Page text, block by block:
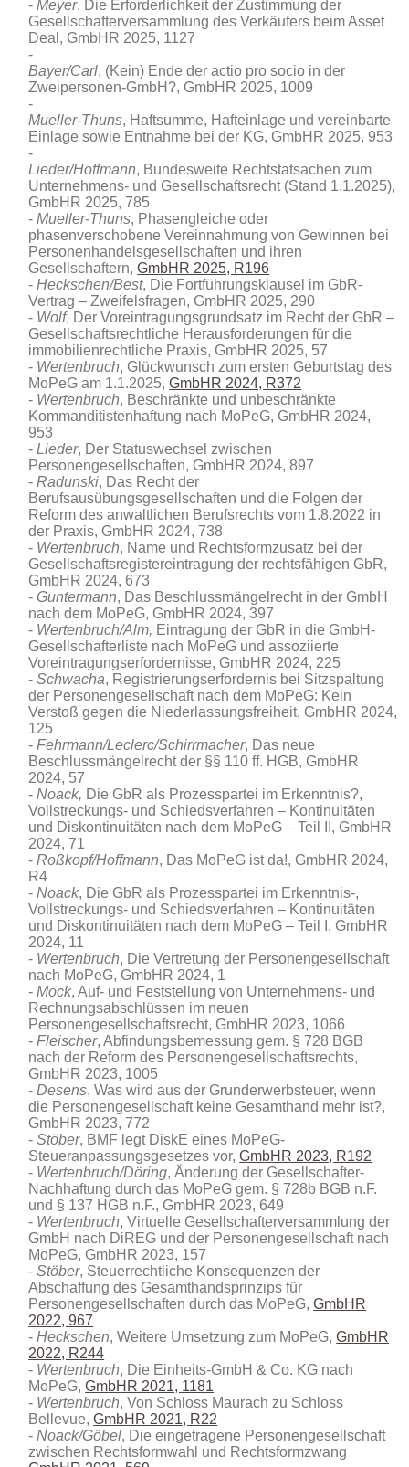
Meyer, Die Erforderlichkeit der Zustimmung der
Gesellschafterversammlung des Verkäufers beim Asset
Deal, GmbHR 2025, 1127
Bayer/Carl, (Kein) Ende der actio pro socio in der
Zweipersonen-GmbH?, GmbHR 2025, 1009
Mueller-Thuns, Haftsumme, Hafteinlage und vereinbarte
Einlage sowie Entnahme bei der KG, GmbHR 2025, 953
Lieder/Hoffmann, Bundesweite Rechtstatsachen zum
Unternehmens- und Gesellschaftsrecht (Stand 1.1.2025),
GmbHR 2025, 785
Mueller-Thuns, Phasengleiche oder
phasenverschobene Vereinnahmung von Gewinnen bei
Personenhandelsgesellschaften und ihren
Gesellschaftern,GmbHR 2025, R196
Heckschen/Best, Die Fortführungsklausel im GbR-
Vertrag – Zweifelsfragen, GmbHR 2025, 290
Wolf, Der Voreintragungsgrundsatz im Recht der GbR –
Gesellschaftsrechtliche Herausforderungen für die
immobilienrechtliche Praxis, GmbHR 2025, 57
Wertenbruch, Glückwunsch zum ersten Geburtstag des
MoPeG am 1.1.2025,GmbHR 2024, R372
Wertenbruch, Beschränkte und unbeschränkte
Kommanditistenhaftung nach MoPeG, GmbHR 2024,
953
Lieder, Der Statuswechsel zwischen
Personengesellschaften, GmbHR 2024, 897
Radunski, Das Recht der
Berufsausübungsgesellschaften und die Folgen der
Reform des anwaltlichen Berufsrechts vom 1.8.2022 in
der Praxis, GmbHR 2024, 738
Wertenbruch, Name und Rechtsformzusatz bei der
Gesellschaftsregistereintragung der rechtsfähigen GbR,
GmbHR 2024, 673
Guntermann, Das Beschlussmängelrecht in der GmbH
nach dem MoPeG, GmbHR 2024, 397
Wertenbruch/Alm, Eintragung der GbR in die GmbH-
Gesellschafterliste nach MoPeG und assoziierte
Voreintragungserfordernisse, GmbHR 2024, 225
Schwacha, Registrierungserfordernis bei Sitzspaltung
der Personengesellschaft nach dem MoPeG: Kein
Verstoß gegen die Niederlassungsfreiheit, GmbHR 2024,
125
Fehrmann/Leclerc/Schirrmacher, Das neue
Beschlussmängelrecht der §§ 110 ff. HGB, GmbHR
2024, 57
Noack, Die GbR als Prozesspartei im Erkenntnis?,
Vollstreckungs- und Schiedsverfahren – Kontinuitäten
und Diskontinuitäten nach dem MoPeG – Teil II, GmbHR
2024, 71
Roßkopf/Hoffmann, Das MoPeG ist da!, GmbHR 2024,
R4
Noack, Die GbR als Prozesspartei im Erkenntnis‑,
Vollstreckungs- und Schiedsverfahren – Kontinuitäten
und Diskontinuitäten nach dem MoPeG – Teil I, GmbHR
2024, 11
Wertenbruch, Die Vertretung der Personengesellschaft
nach MoPeG, GmbHR 2024, 1
Mock, Auf- und Feststellung von Unternehmens- und
Rechnungsabschlüssen im neuen
Personengesellschaftsrecht, GmbHR 2023, 1066
Fleischer, Abfindungsbemessung gem. § 728 BGB
nach der Reform des Personengesellschaftsrechts,
GmbHR 2023, 1005
Desens, Was wird aus der Grunderwerbsteuer, wenn
die Personengesellschaft keine Gesamthand mehr ist?,
GmbHR 2023, 772
Stöber, BMF legt DiskE eines MoPeG-
Steueranpassungsgesetzes vor,GmbHR 2023, R192
Wertenbruch/Döring, Änderung der Gesellschafter-
Nachhaftung durch das MoPeG gem. § 728b BGB n.F.
und § 137 HGB n.F., GmbHR 2023, 649
Wertenbruch, Virtuelle Gesellschafterversammlung der
GmbH nach DiREG und der Personengesellschaft nach
MoPeG, GmbHR 2023, 157
Stöber, Steuerrechtliche Konsequenzen der
Abschaffung des Gesamthandsprinzips für
Personengesellschaften durch das MoPeG,GmbHR
2022, 967
Heckschen, Weitere Umsetzung zum MoPeG,GmbHR
2022, R244
Wertenbruch, Die Einheits-GmbH & Co. KG nach
MoPeG,GmbHR 2021, 1181
Wertenbruch, Von Schloss Maurach zu Schloss
Bellevue,GmbHR 2021, R22
Noack/Göbel, Die eingetragene Personengesellschaft
zwischen Rechtsformwahl und Rechtsformzwang